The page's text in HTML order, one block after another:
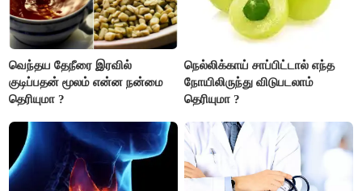
வெந்தய தேநீரை இரவில்
குடிப்பதன் மூலம் என்ன நன்மை
தெரியுமா ?
நெல்லிக்காய் சாப்பிட்டால் எந்த
நோயிலிருந்து விடுபடலாம்
தெரியுமா ?